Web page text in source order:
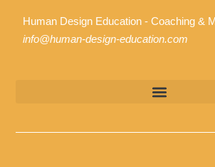
Human Design Education - Coaching &
info@human-design-education.com